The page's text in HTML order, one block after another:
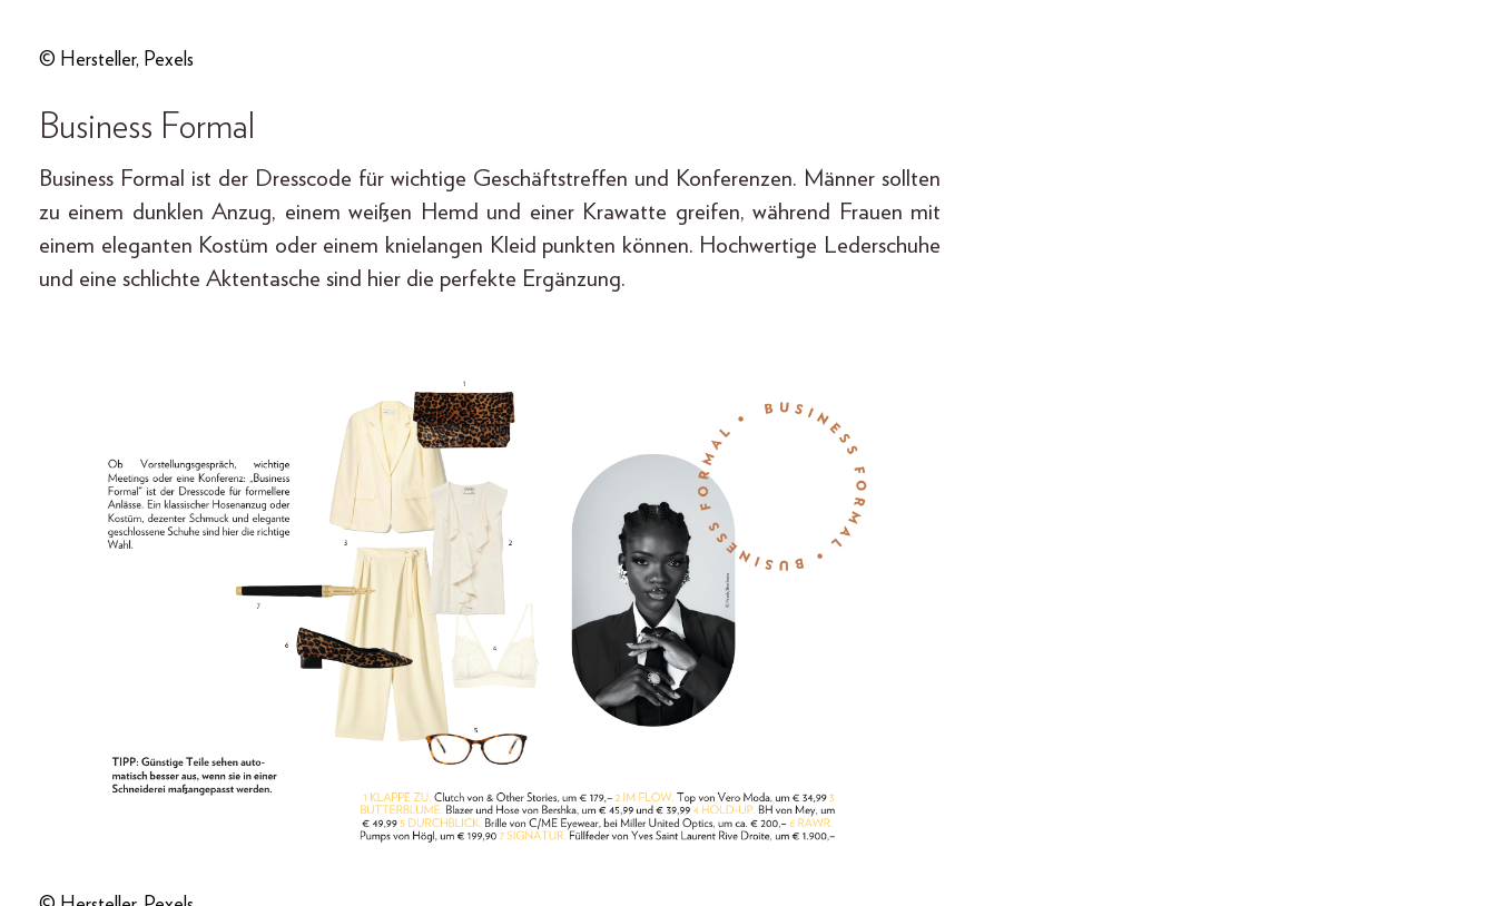
© Hersteller, Pexels
Business Formal
Business Formal ist der Dresscode für wichtige Geschäftstreffen und Konferenzen. Männer sollten
zu einem dunklen Anzug, einem weißen Hemd und einer Krawatte greifen, während Frauen mit
einem eleganten Kostüm oder einem knielangen Kleid punkten können. Hochwertige Lederschuhe
und eine schlichte Aktentasche sind hier die perfekte Ergänzung.